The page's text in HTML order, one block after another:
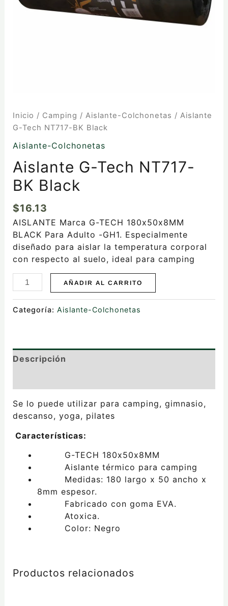
Inicio / Camping / Aislante-Colchonetas / Aislante
G-Tech NT717-BK Black
Aislante-Colchonetas
Aislante G-Tech NT717-
BK Black
$16.13
AISLANTE Marca G-TECH 180x50x8MM
BLACK Para Adulto -GH1. Especialmente
diseñado para aislar la temperatura corporal
con respecto al suelo, ideal para camping
AÑADIR AL CARRITO
Categoría: Aislante-Colchonetas
Descripción
Se lo puede utilizar para camping, gimnasio,
descanso, yoga, pilates
Características:
G-TECH 180x50x8MM
Aislante térmico para camping
Medidas: 180 largo x 50 ancho x
8mm espesor.
Fabricado con goma EVA.
Atoxica.
Color: Negro
Productos relacionados